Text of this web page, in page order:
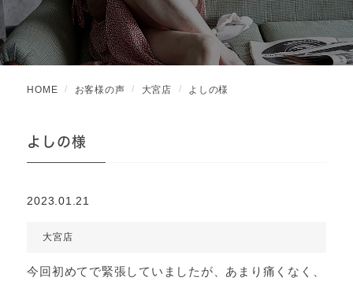
HOME お客様の声 大宮店 よしの様
よしの様
2023.01.21
大宮店
今回初めてで緊張していましたが、あまり痛くなく、